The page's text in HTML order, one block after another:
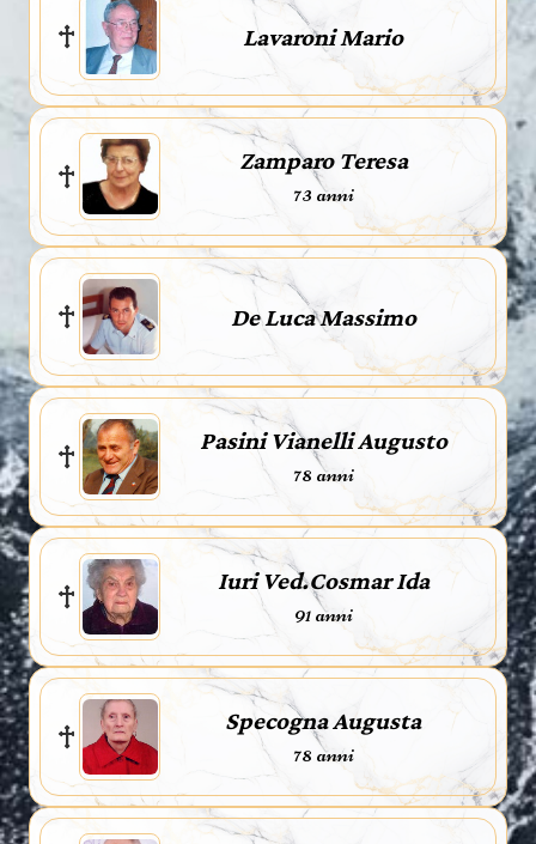
Lavaroni Mario
Zamparo Teresa
73 anni
De Luca Massimo
Pasini Vianelli Augusto
78 anni
Iuri Ved.Cosmar Ida
91 anni
Specogna Augusta
78 anni